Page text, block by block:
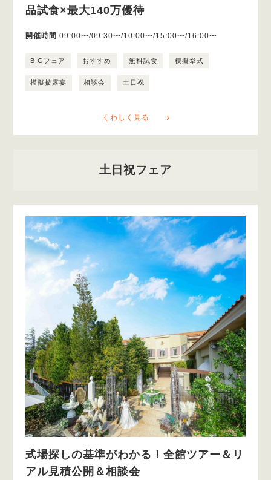
品試食×最大140万優待
開催時間 09:00〜/09:30〜/10:00〜/15:00〜/16:00〜
BIGフェア おすすめ 無料試食 模擬挙式
模擬披露宴 相談会 土日祝
くわしく見る
土日祝フェア
式場探しの基準がわかる！全館ツアー＆リ
アル見積公開＆相談会